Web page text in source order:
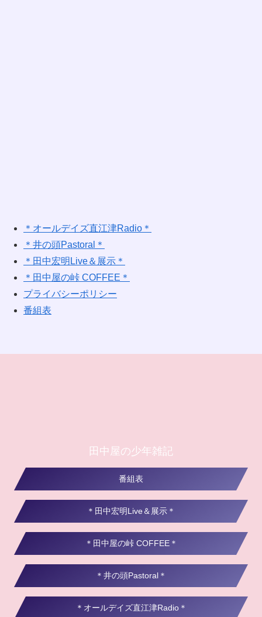
＊オールデイズ直江津Radio＊
＊井の頭Pastoral＊
＊田中宏明Live＆展示＊
＊田中屋の峠 COFFEE＊
プライバシーポリシー
番組表
田中屋の少年雑記
番組表
＊田中宏明Live＆展示＊
＊田中屋の峠 COFFEE＊
＊井の頭Pastoral＊
＊オールデイズ直江津Radio＊